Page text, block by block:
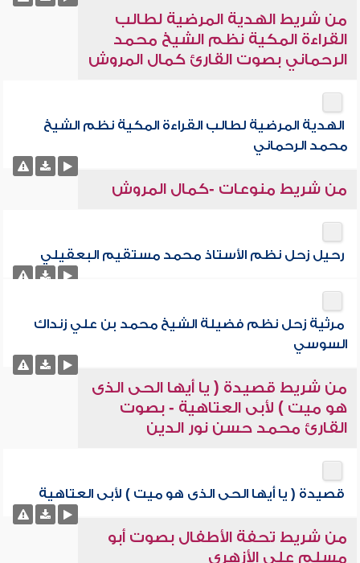
من شريط الهدية المرضية لطالب
القراءة المكية نظم الشيخ محمد
الرحماني بصوت القارئ كمال المروش
الهدية المرضية لطالب القراءة المكية نظم الشيخ
محمد الرحماني
من شريط منوعات -كمال المروش
رحيل زحل نظم الأستاذ محمد مستقيم البعقيلي
مرثية زحل نظم فضيلة الشيخ محمد بن علي زنداك
السوسي
من شريط قصيدة ( يا أيها الحى الذى
هو ميت ) لأبى العتاهية - بصوت
القارئ محمد حسن نور الدين
قصيدة ( يا أيها الحى الذى هو ميت ) لأبى العتاهية
من شريط تحفة الأطفال بصوت أبو
مسلم على الأزهرى